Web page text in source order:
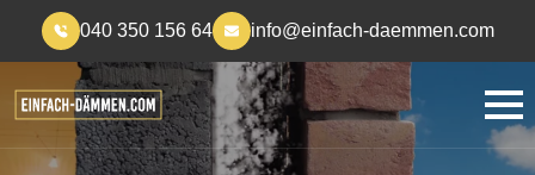
040 350 156 64 info@einfach-daemmen.com